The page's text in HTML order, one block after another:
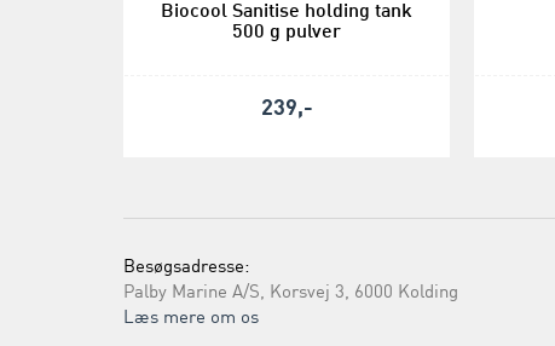
Biocool Sanitise holding tank
500 g pulver
239,-
Besøgsadresse:
Palby Marine A/S, Korsvej 3, 6000 Kolding
Læs mere om os